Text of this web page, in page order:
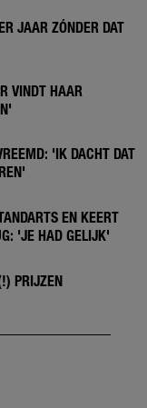
JAAR ZÓNDER DAT
VINDT HAAR
'IK DACHT DAT
EN KEERT
'JE HAD GELIJK'
PRIJZEN